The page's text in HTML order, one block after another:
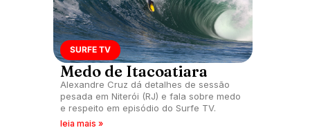
SURFE TV
Medo de Itacoatiara
Alexandre Cruz dá detalhes de sessão
pesada em Niterói (RJ) e fala sobre medo
e respeito em episódio do Surfe TV.
leia mais »